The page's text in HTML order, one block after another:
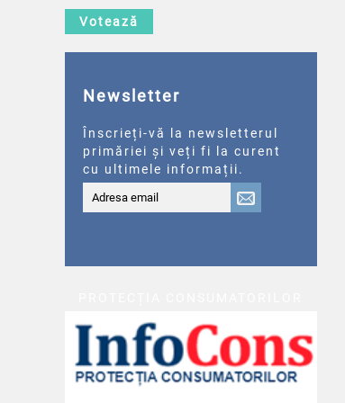
Votează
Newsletter
Înscrieți-vă la newsletterul
primăriei și veți fi la curent
cu ultimele informații.